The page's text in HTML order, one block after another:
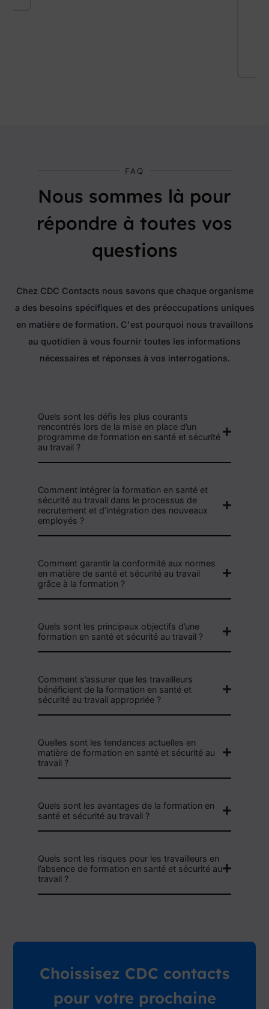
FAQ
Nous sommes là pour
répondre à toutes vos
questions
Chez CDC Contacts nous savons que chaque organisme
a des besoins spécifiques et des préoccupations uniques
en matière de formation. C'est pourquoi nous travaillons
au quotidien à vous fournir toutes les informations
nécessaires et réponses à vos interrogations.
Quels sont les défis les plus courants
rencontrés lors de la mise en place d’un
programme de formation en santé et sécurité
au travail ?
Comment intégrer la formation en santé et
sécurité au travail dans le processus de
recrutement et d’intégration des nouveaux
employés ?
Comment garantir la conformité aux normes
en matière de santé et sécurité au travail
grâce à la formation ?
Quels sont les principaux objectifs d’une
formation en santé et sécurité au travail ?
Comment s’assurer que les travailleurs
bénéficient de la formation en santé et
sécurité au travail appropriée ?
Quelles sont les tendances actuelles en
matière de formation en santé et sécurité au
travail ?
Quels sont les avantages de la formation en
santé et sécurité au travail ?
Quels sont les risques pour les travailleurs en
l’absence de formation en santé et sécurité au
travail ?
Choissisez CDC contacts
pour votre prochaine